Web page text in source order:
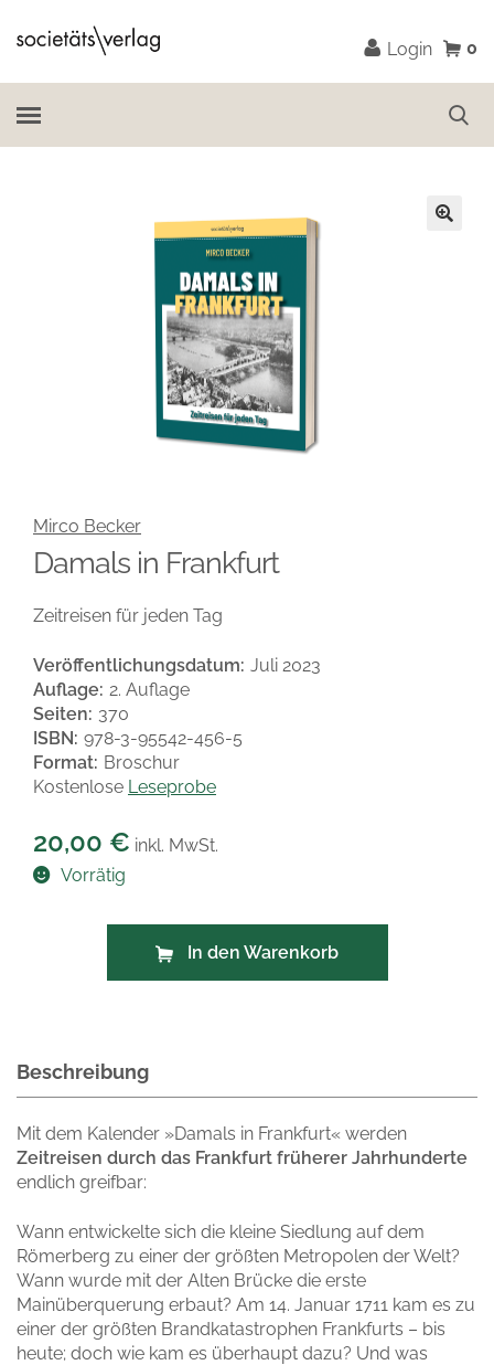
Login 0
Mirco Becker
Damals in Frankfurt
Zeitreisen für jeden Tag
Veröffentlichungsdatum: Juli 2023
Auflage: 2. Auflage
Seiten: 370
ISBN: 978-3-95542-456-5
Format: Broschur
Kostenlose Leseprobe
20,00 € inkl. MwSt.
Vorrätig
In den Warenkorb
Beschreibung
Mit dem Kalender »Damals in Frankfurt« werden
Zeitreisen durch das Frankfurt früherer Jahrhunderte
endlich greifbar:
Wann entwickelte sich die kleine Siedlung auf dem
Römerberg zu einer der größten Metropolen der Welt?
Wann wurde mit der Alten Brücke die erste
Mainüberquerung erbaut? Am 14. Januar 1711 kam es zu
einer der größten Brandkatastrophen Frankfurts – bis
heute; doch wie kam es überhaupt dazu? Und was